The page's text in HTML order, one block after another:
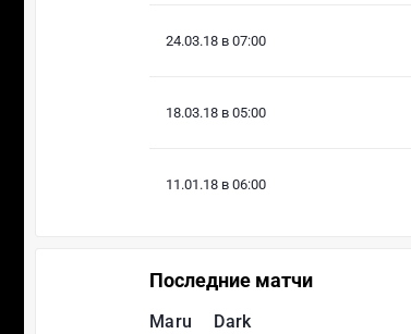
24.03.18 в 07:00
18.03.18 в 05:00
11.01.18 в 06:00
Последние матчи
Maru Dark